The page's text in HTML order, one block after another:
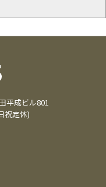
平成ビル801
祝定休)